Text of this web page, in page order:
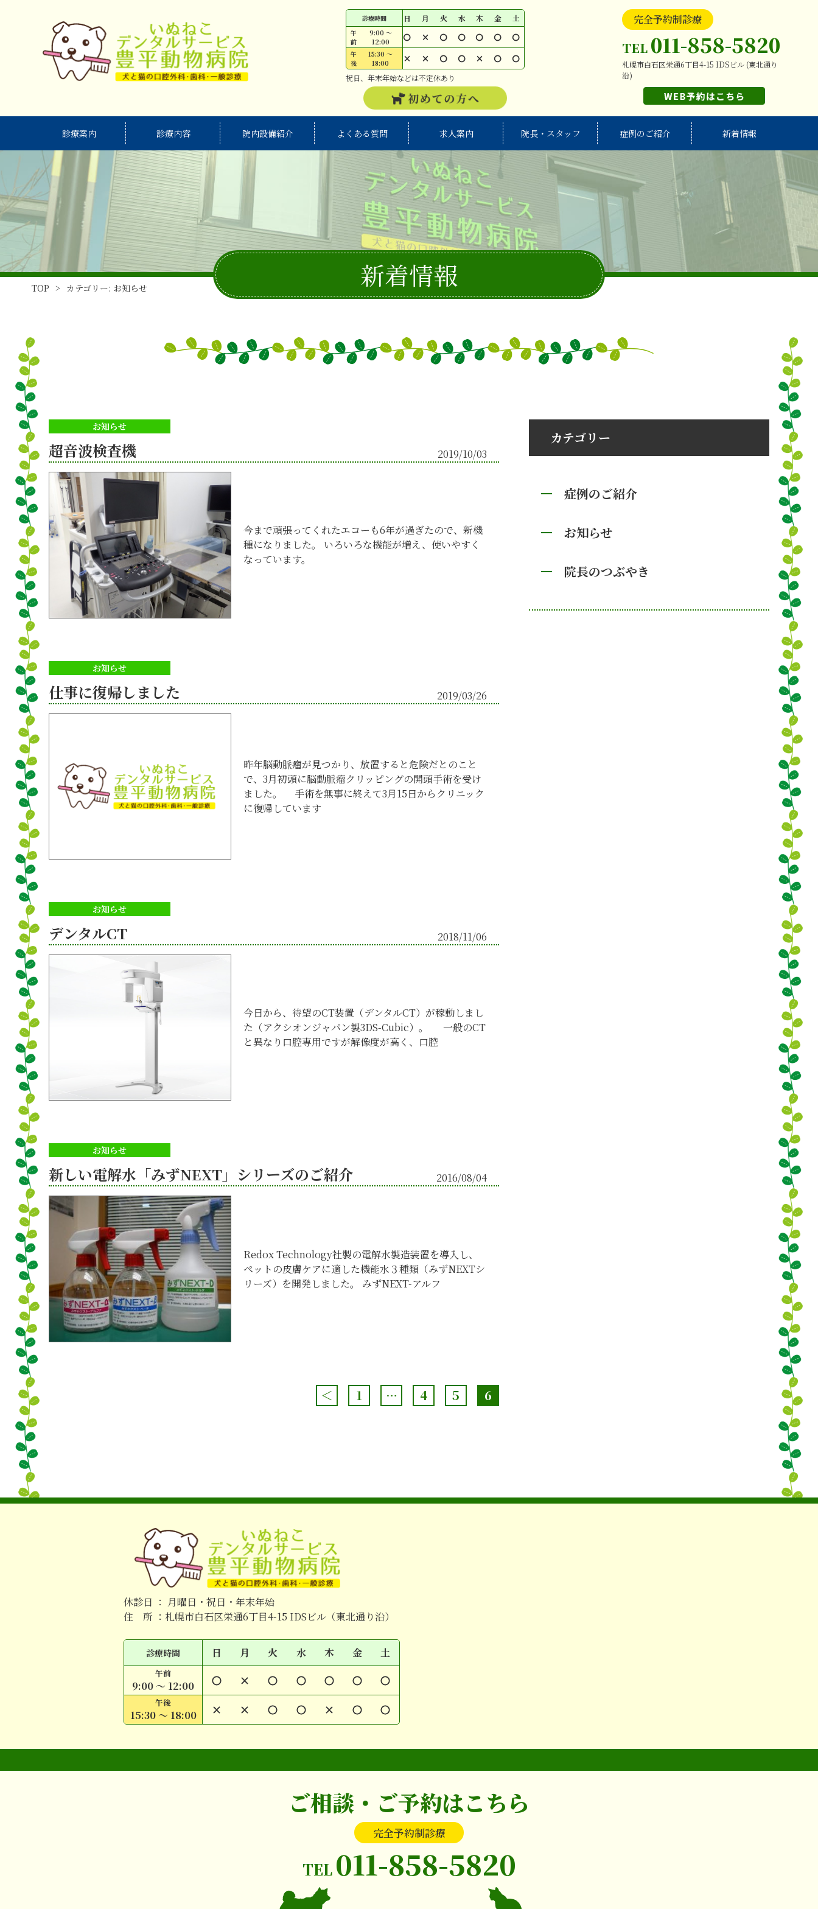
診療時間 日 月 火 水 木 金 土
午
前
9:00 ～
12:00
○ × ○ ○ ○ ○ ○
午
後
15:30 ～
18:00
× × ○ ○ × ○
○
祝日、年末年始などは不定休あり
完全予約制診療
TEL 011-858-5820
札幌市白石区栄通6丁目4-15 IDSビル (東北通り
沿)
診療案内 診療内容 院内設備紹介 よくある質問 求人案内 院長・スタッフ 症例のご紹介 新着情報
新着情報
TOP > カテゴリー: お知らせ
お知らせ
超音波検査機 2019/10/03
今まで頑張ってくれたエコーも6年が過ぎたので、新機
種になりました。 いろいろな機能が増え、使いやすく
なっています。
お知らせ
仕事に復帰しました 2019/03/26
昨年脳動脈瘤が見つかり、放置すると危険だとのこと
で、3月初頭に脳動脈瘤クリッピングの開頭手術を受け
ました。 手術を無事に終えて3月15日からクリニック
に復帰しています
お知らせ
デンタルCT 2018/11/06
今日から、待望のCT装置（デンタルCT）が稼動しまし
た（アクシオンジャパン製3DS-Cubic）。 一般のCT
と異なり口腔専用ですが解像度が高く、口腔
お知らせ
新しい電解水「みずNEXT」シリーズのご紹介 2016/08/04
Redox Technology社製の電解水製造装置を導入し、
ペットの皮膚ケアに適した機能水３種類（みずNEXTシ
リーズ）を開発しました。 みずNEXT-アルフ
＜ 1 … 4 5 6
カテゴリー
症例のご紹介
お知らせ
院長のつぶやき
休診日 ： 月曜日・祝日・年末年始
住 所 ：札幌市白石区栄通6丁目4-15 IDSビル（東北通り沿）
診療時間 日 月 火 水 木 金 土
午前
9:00 ～ 12:00 ○ × ○ ○ ○ ○ ○
午後
15:30 ～ 18:00 × × ○ ○ × ○ ○
ご相談・ご予約はこちら
完全予約制診療
TEL 011-858-5820